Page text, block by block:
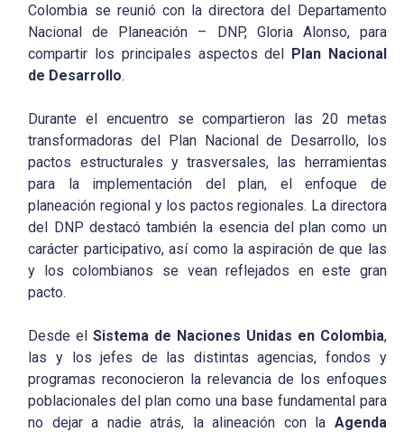
Colombia se reunió con la directora del Departamento
Nacional de Planeación – DNP, Gloria Alonso, para
compartir los principales aspectos del Plan Nacional
de Desarrollo.
Durante el encuentro se compartieron las 20 metas
transformadoras del Plan Nacional de Desarrollo, los
pactos estructurales y trasversales, las herramientas
para la implementación del plan, el enfoque de
planeación regional y los pactos regionales. La directora
del DNP destacó también la esencia del plan como un
carácter participativo, así como la aspiración de que las
y los colombianos se vean reflejados en este gran
pacto.
Desde elSistema de Naciones Unidas en Colombia,
las y los jefes de las distintas agencias, fondos y
programas reconocieron la relevancia de los enfoques
poblacionales del plan como una base fundamental para
no dejar a nadie atrás, la alineación con la Agenda